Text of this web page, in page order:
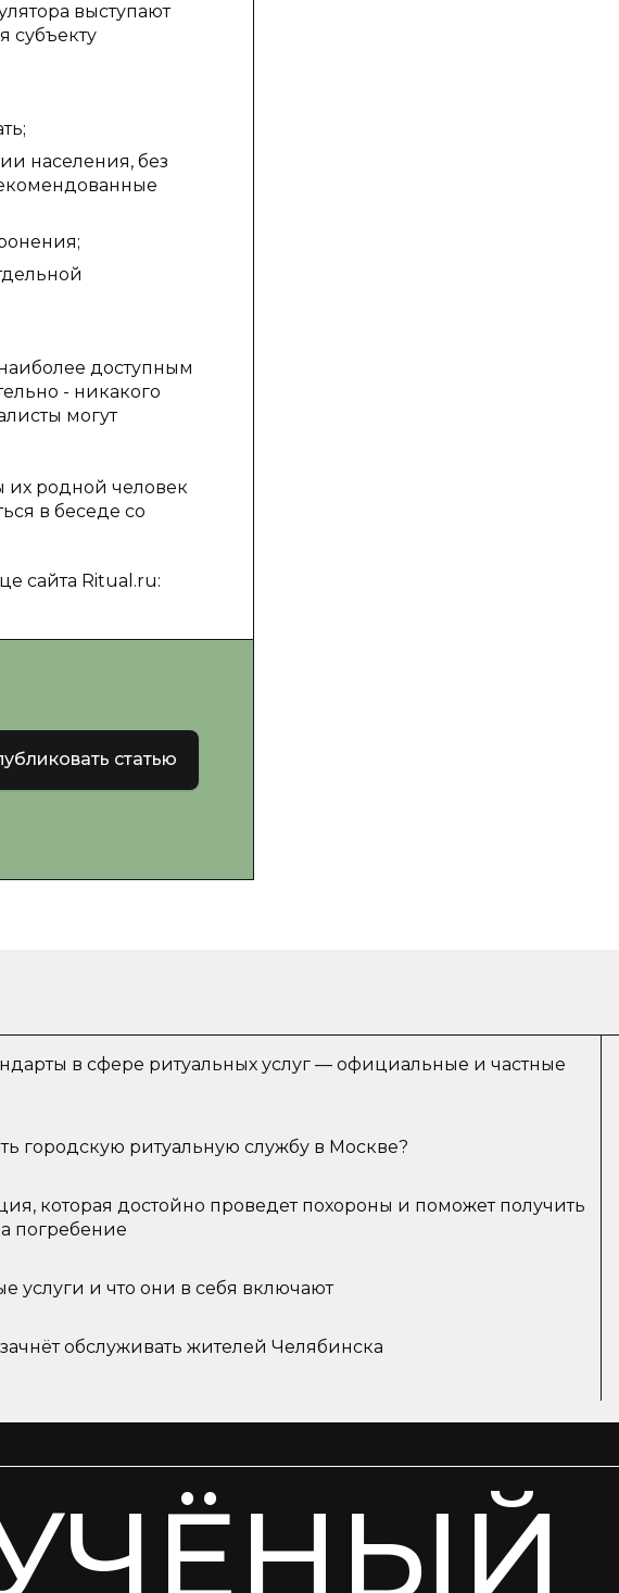
выступают
субъекту
населения, без
доступным
- никакого
могут
их родной человек
в беседе со
сайта Ritual.ru:
статью
в сфере ритуальных услуг — официальные и частные
городскую ритуальную службу в Москве?
которая достойно проведет похороны и поможет получить
погребение
услуги и что они в себя включают
обслуживать жителей Челябинска